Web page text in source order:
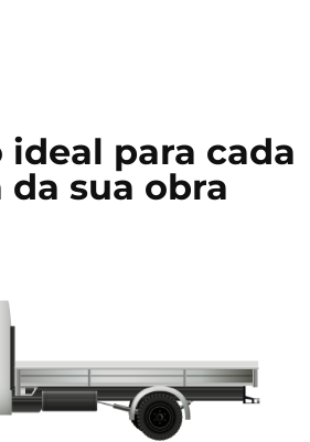
ideal para cada
da sua obra